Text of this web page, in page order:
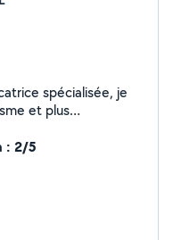
spécialisée, je
et plus
habitons Paris
des chats à la
: 2/5